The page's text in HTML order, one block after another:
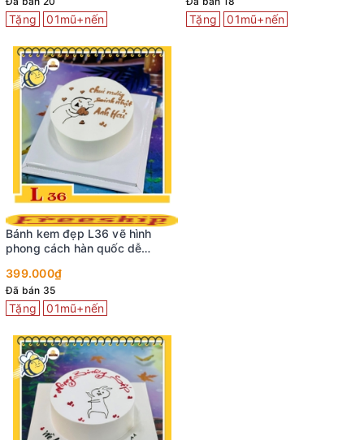
Tặng 01mũ+nến
Bánh kem đẹp L36 vẽ hình
phong cách hàn quốc dễ
399.000₫
Đã bán 35
Tặng 01mũ+nến
Tặng 01mũ+nến